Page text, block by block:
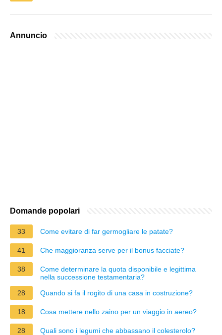
Annuncio
Domande popolari
33 Come evitare di far germogliare le patate?
41 Che maggioranza serve per il bonus facciate?
38
Come determinare la quota disponibile e legittima
nella successione testamentaria?
28
Quando si fa il rogito di una casa in costruzione?
18 Cosa mettere nello zaino per un viaggio in aereo?
28 Quali sono i legumi che abbassano il colesterolo?